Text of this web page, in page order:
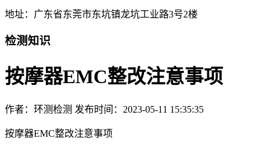
地址：广东省东莞市东坑镇龙坑工业路3号2楼
检测知识
按摩器EMC整改注意事项
作者：环测检测 发布时间：2023-05-11 15:35:35
按摩器EMC整改注意事项